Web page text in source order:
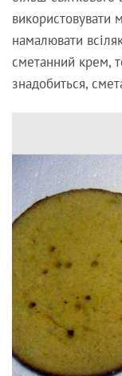
намалювати
сметанний крем,
знадобиться,